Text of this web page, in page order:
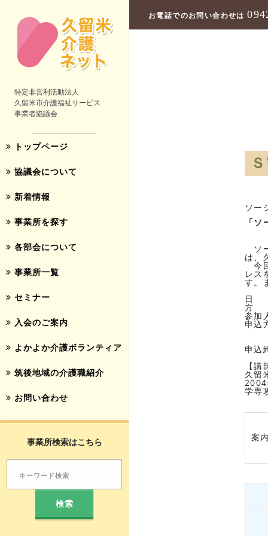
特定非営利活動法人
久留米市介護福祉サービス
事業者協議会
トップページ
協議会について
新着情報
事業所を探す
各部会について
事業所一覧
セミナー
入会のご案内
よかよか介護ボランティア
筑後地域の介護職紹介
お問い合わせ
事業所検索はこちら
お電話でのお問い合わせは
ソー
「
ソ
は、
今回
レス
す。
日
方
参加
申込
も
申込
【
久留
2004
学専
案